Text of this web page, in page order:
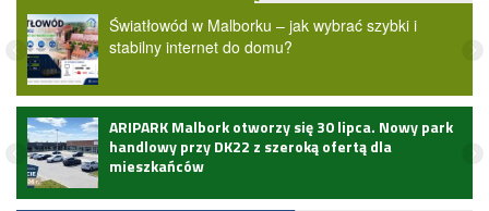
Światłowód w Malborku – jak wybrać szybki i
stabilny internet do domu?
ARIPARK Malbork otworzy się 30 lipca. Nowy park
handlowy przy DK22 z szeroką ofertą dla
mieszkańców